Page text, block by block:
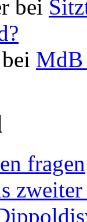
bei
MdB
fragen